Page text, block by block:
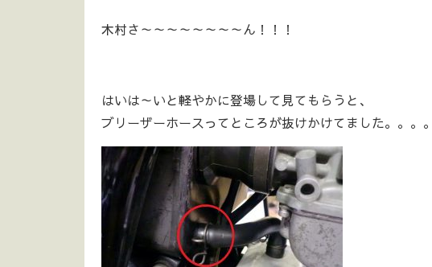
木村さ～～～～～～～～ん！！！
はいは～いと軽やかに登場して見てもらうと、
ブリーザーホースってところが抜けかけてました。。。。